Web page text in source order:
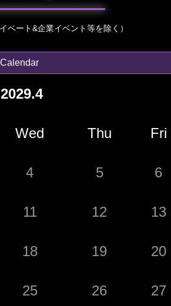
ベート&企業イベント等を除く）
Calendar
2029.4
Wed Thu Fri
4 5 6
11 12 13
18 19 20
25 26 27